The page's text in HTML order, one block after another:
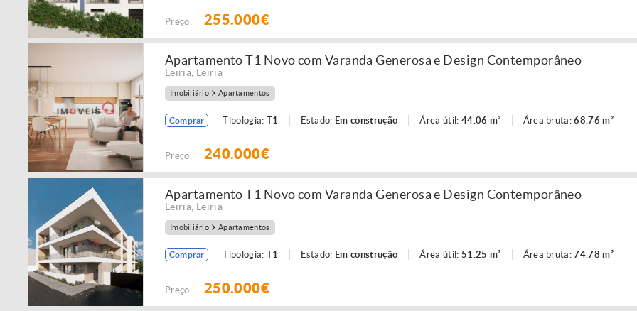
Preço: 255.000€
Apartamento T1 Novo com Varanda Generosa e Design Contemporâneo
Leiria Leiria
Imobiliário Apartamentos
Comprar Tipologia: T1 Estado: Em construção Área útil: 44.06 m² Área bruta:68.76 m²
Preço: 240.000€
Apartamento T1 Novo com Varanda Generosa e Design Contemporâneo
Leiria Leiria
Imobiliário Apartamentos
Comprar Tipologia: T1 Estado: Em construção Área útil: 51.25 m² Área bruta:74.78 m²
Preço: 250.000€